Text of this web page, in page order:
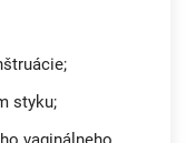
styku;